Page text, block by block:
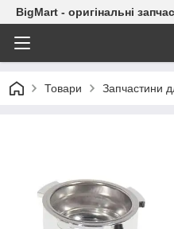
BigMart - оригінальні
Товари Запчастини